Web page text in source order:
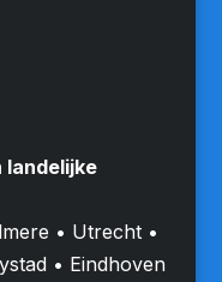
landelijke
• Utrecht •
• Eindhoven